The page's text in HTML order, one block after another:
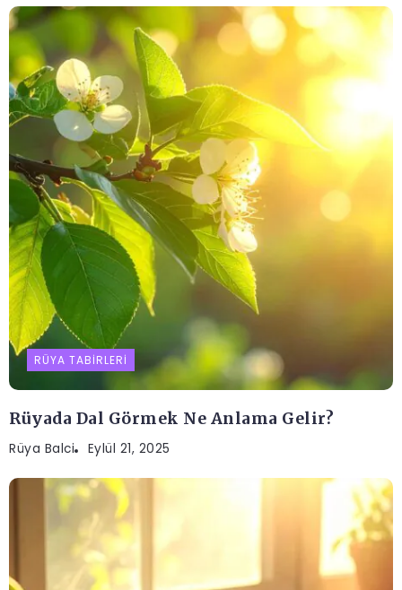
RÜYA TABIRLERI
Rüyada Dal Görmek Ne Anlama Gelir?
Rüya Balci Eylül 21, 2025